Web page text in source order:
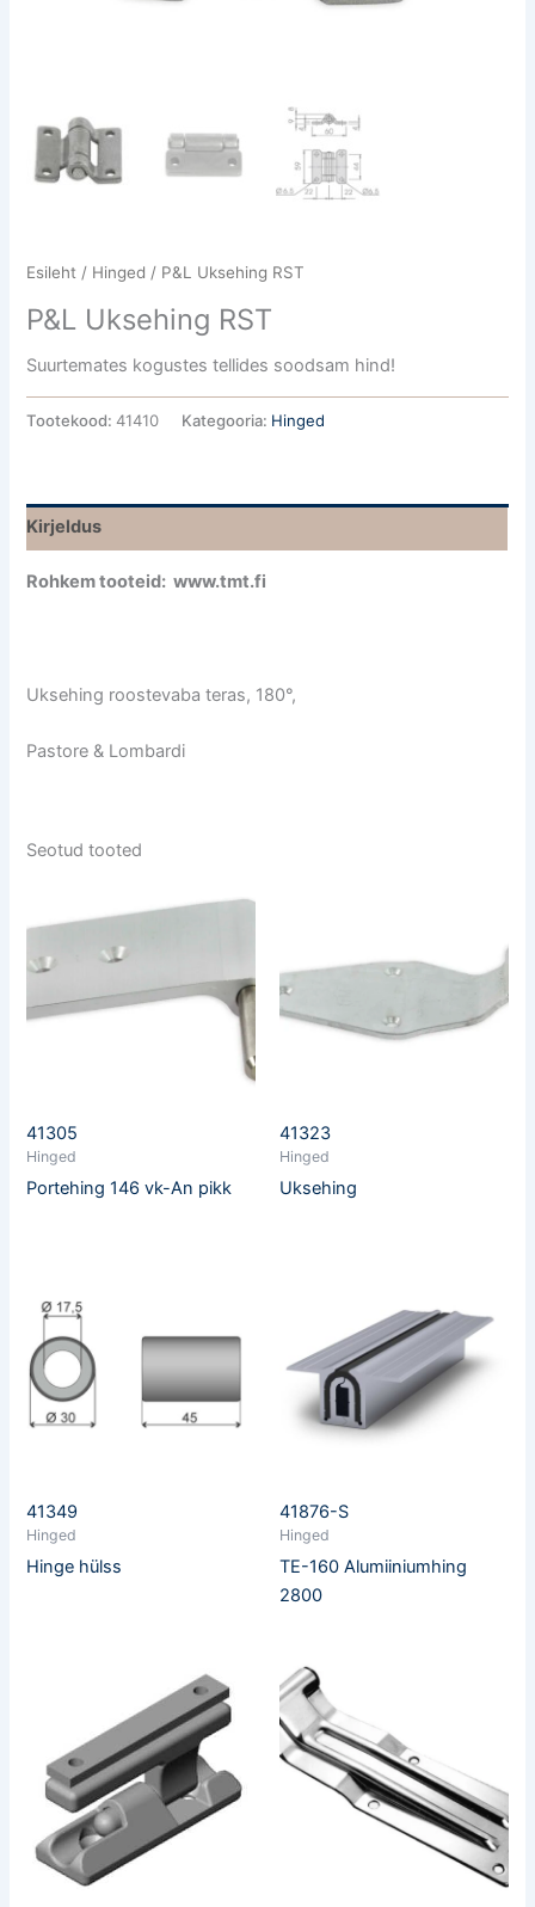
Esileht / Hinged / P&L Uksehing RST
P&L Uksehing RST
Suurtemates kogustes tellides soodsam hind!
Tootekood:41410 Kategooria: Hinged
Kirjeldus
Rohkem tooteid: www.tmt.fi
Uksehing roostevaba teras, 180°,
Pastore & Lombardi
Seotud tooted
41305
Hinged
Portehing 146 vk-An pikk
41323
Hinged
Uksehing
41349
Hinged
Hinge hülss
41876-S
Hinged
TE-160 Alumiiniumhing
2800